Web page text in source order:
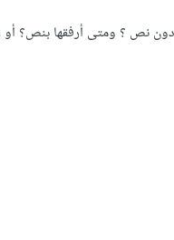
نص ؟ ومتى أرفقها بنص؟ أو